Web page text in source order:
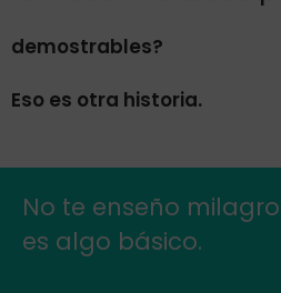
demostrables?
Eso es otra historia.
No te enseño
es algo básico.